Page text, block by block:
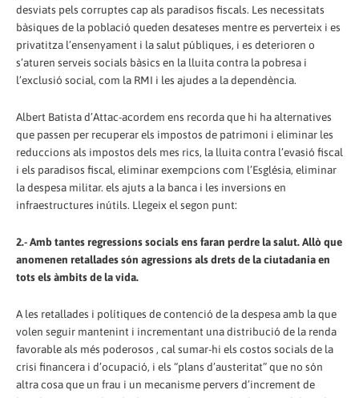
desviats pels corruptes cap als paradisos fiscals. Les necessitats
bàsiques de la població queden desateses mentre es perverteix i es
privatitza l’ensenyament i la salut públiques, i es deterioren o
s’aturen serveis socials bàsics en la lluita contra la pobresa i
l’exclusió social, com la RMI i les ajudes a la dependència.
Albert Batista d’Attac-acordem ens recorda que hi ha alternatives
que passen per recuperar els impostos de patrimoni i eliminar les
reduccions als impostos dels mes rics, la lluita contra l’evasió fiscal
i els paradisos fiscal, eliminar exempcions com l’Església, eliminar
la despesa militar. els ajuts a la banca i les inversions en
infraestructures inútils. Llegeix el segon punt:
2.- Amb tantes regressions socials ens faran perdre la salut. Allò que
anomenen retallades són agressions als drets de la ciutadania en
tots els àmbits de la vida.
A les retallades i polítiques de contenció de la despesa amb la que
volen seguir mantenint i incrementant una distribució de la renda
favorable als més poderosos , cal sumar-hi els costos socials de la
crisi financera i d’ocupació, i els “plans d’austeritat” que no són
altra cosa que un frau i un mecanisme pervers d’increment de